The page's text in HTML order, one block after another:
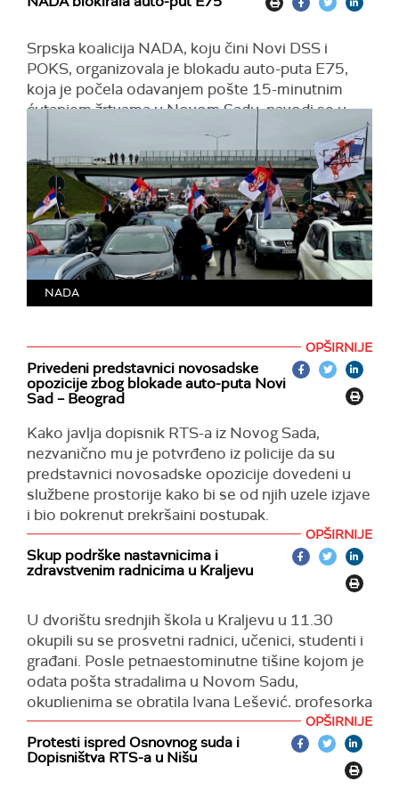
okačili poruku "Danas mora sve da stane!".
Srpska koalicija NADA, koju čini Novi DSS i
POKS, organizovala je blokadu auto-puta E75,
koja je počela odavanjem pošte 15-minutnim
ćutanjem žrtvama u Novom Sadu, navodi se u
Okupljanje pristalica na auto-putu kod Bubanj
potoka, koje je trajalo sat vremena, prošlo je bez
incidenata, ističe se u saopštenju.
NADA
OPŠIRNIJE
Privedeni predstavnici novosadske
opozicije zbog blokade auto-puta Novi
Sad – Beograd
Kako javlja dopisnik RTS-a iz Novog Sada,
nezvanično mu je potvrđeno iz policije da su
predstavnici novosadske opozicije dovedeni u
službene prostorije kako bi se od njih uzele izjave
i bio pokrenut prekršajni postupak.
Ranije danas predstavnici opozicije u Novom
Sadu nakratko su blokirali auto-put Novi Sad –
Beograd i razvili transparent "Ispunite zahteve"
su danas pozvali građane Srbije u generalni štrajk.
OPŠIRNIJE
Skup podrške nastavnicima i
zdravstvenim radnicima u Kraljevu
U dvorištu srednjih škola u Kraljevu u 11.30
okupili su se prosvetni radnici, učenici, studenti i
građani. Posle petnaestominutne tišine kojom je
odata pošta stradalima u Novom Sadu,
okupljenima se obratila Ivana Lešević, profesorka
geografije u Gimnaziji Kraljevo,koja je poručilada
studente podržavaju uvek i oduvek,
e samo
rečima već i delom.
OPŠIRNIJE
Protesti ispred Osnovnog suda i
Dopisništva RTS-a u Nišu